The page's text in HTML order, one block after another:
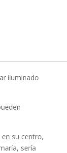
iluminado
su centro,
sería